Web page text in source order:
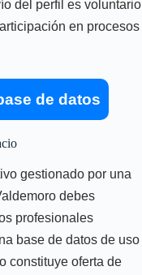
del perfil es voluntario
en procesos
de datos
gestionado por una
debes
profesionales
base de datos de uso
constituye oferta de